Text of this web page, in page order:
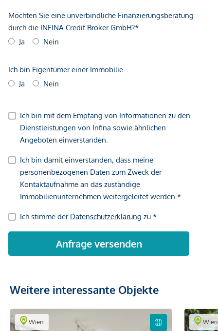
Weitere interessante Objekte
Wien Wien